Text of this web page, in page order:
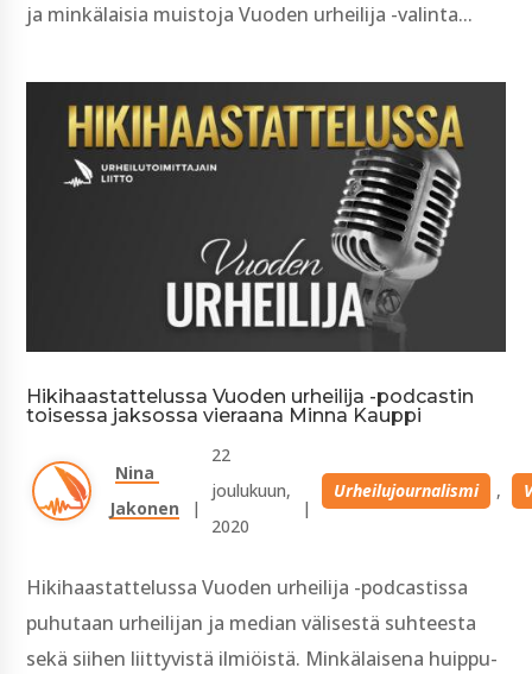
ja minkälaisia muistoja Vuoden urheilija -valinta...
Hikihaastattelussa Vuoden urheilija -podcastin
toisessa jaksossa vieraana Minna Kauppi
Nina
Jakonen
|
22
joulukuun,
2020
|
Urheilujournalismi ,
Hikihaastattelussa Vuoden urheilija -podcastissa
puhutaan urheilijan ja median välisestä suhteesta
sekä siihen liittyvistä ilmiöistä. Minkälaisena huippu-